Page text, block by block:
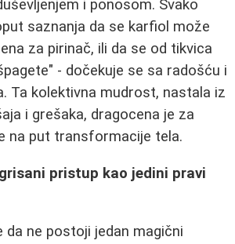
i ponosom. Svako
saznanja da se karfiol može
za pirinač, ili da se od tikvica
- dočekuje se sa radošću i
Ta kolektivna mudrost, nastala iz
i grešaka, dragocena je za
na put transformacije tela.
pristup kao jedini pravi
da ne postoji jedan magični